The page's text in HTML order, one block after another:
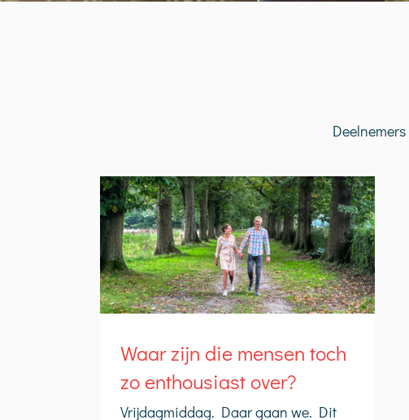
Waar zijn die mensen toch
zo enthousiast over?
Vrijdagmiddag. Daar gaan we. Dit